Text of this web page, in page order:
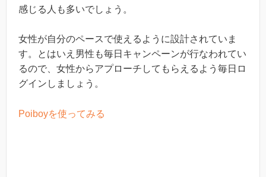
感じる人も多いでしょう。
女性が自分のペースで使えるように設計されていま
す。とはいえ男性も毎日キャンペーンが行なわれてい
るので、女性からアプローチしてもらえるよう毎日ロ
グインしましょう。
Poiboyを使ってみる